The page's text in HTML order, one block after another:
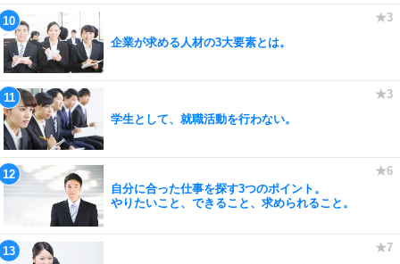
企業が求める人材の3大要素とは。
学生として、就職活動を行わない。
自分に合った仕事を探す3つのポイント。
やりたいこと、できること、求められること。